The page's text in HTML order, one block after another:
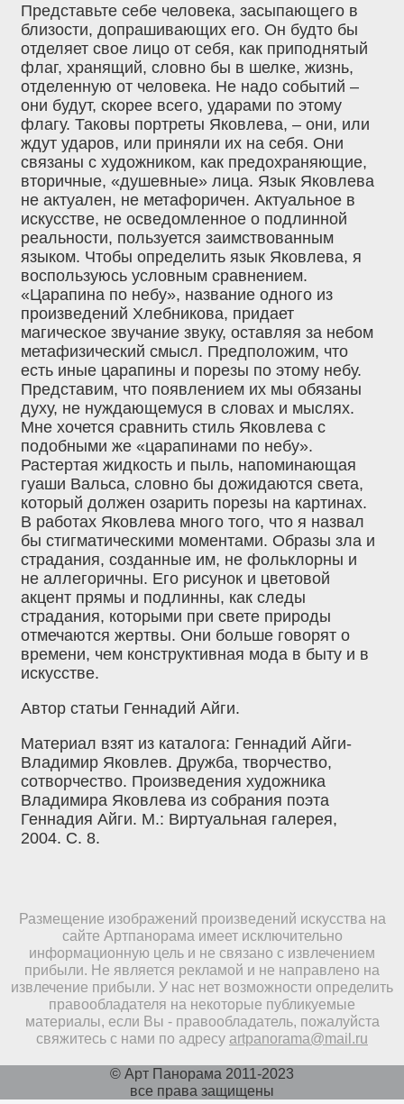
Представьте себе человека, засыпающего в
близости, допрашивающих его. Он будто бы
отделяет свое лицо от себя, как приподнятый
флаг, хранящий, словно бы в шелке, жизнь,
отделенную от человека. Не надо событий –
они будут, скорее всего, ударами по этому
флагу. Таковы портреты Яковлева, – они, или
ждут ударов, или приняли их на себя. Они
связаны с художником, как предохраняющие,
вторичные, «душевные» лица. Язык Яковлева
не актуален, не метафоричен. Актуальное в
искусстве, не осведомленное о подлинной
реальности, пользуется заимствованным
языком. Чтобы определить язык Яковлева, я
воспользуюсь условным сравнением.
«Царапина по небу», название одного из
произведений Хлебникова, придает
магическое звучание звуку, оставляя за небом
метафизический смысл. Предположим, что
есть иные царапины и порезы по этому небу.
Представим, что появлением их мы обязаны
духу, не нуждающемуся в словах и мыслях.
Мне хочется сравнить стиль Яковлева с
подобными же «царапинами по небу».
Растертая жидкость и пыль, напоминающая
гуаши Вальса, словно бы дожидаются света,
который должен озарить порезы на картинах.
В работах Яковлева много того, что я назвал
бы стигматическими моментами. Образы зла и
страдания, созданные им, не фольклорны и
не аллегоричны. Его рисунок и цветовой
акцент прямы и подлинны, как следы
страдания, которыми при свете природы
отмечаются жертвы. Они больше говорят о
времени, чем конструктивная мода в быту и в
искусстве.
Автор статьи Геннадий Айги.
Материал взят из каталога: Геннадий Айги-
Владимир Яковлев. Дружба, творчество,
сотворчество. Произведения художника
Владимира Яковлева из собрания поэта
Геннадия Айги. М.: Виртуальная галерея,
2004. С. 8.
Размещение изображений произведений искусства на
сайте Артпанорама имеет исключительно
информационную цель и не связано с извлечением
прибыли. Не является рекламой и не направлено на
извлечение прибыли. У нас нет возможности определить
правообладателя на некоторые публикуемые
материалы, если Вы - правообладатель, пожалуйста
свяжитесь с нами по адресу artpanorama@mail.ru
© Арт Панорама 2011-2023
все права защищены